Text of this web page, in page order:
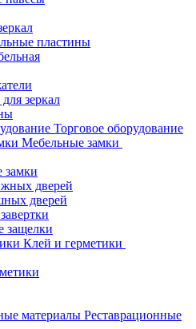
пластины
зеркал
Торговое оборудование
Мебельные замки
замки
дверей
дверей
защелки
Клей и герметики
Реставрационные